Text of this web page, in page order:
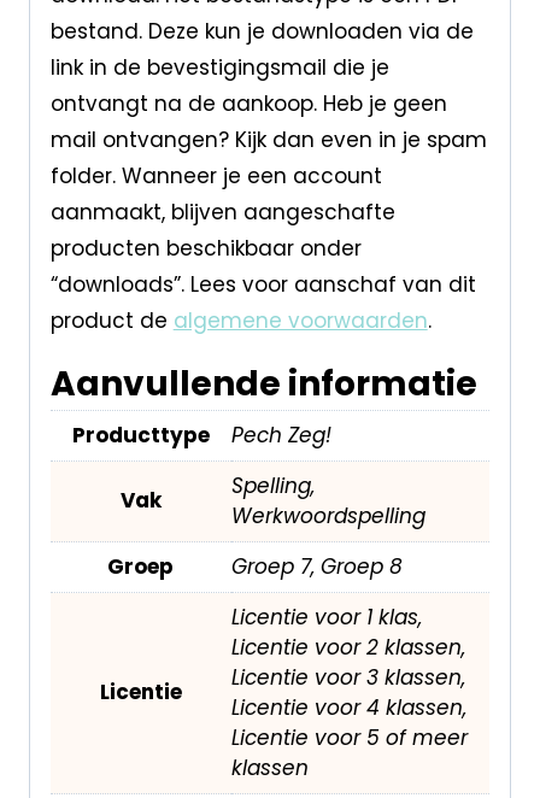
bestand. Deze kun je downloaden via de
link in de bevestigingsmail die je
ontvangt na de aankoop. Heb je geen
mail ontvangen? Kijk dan even in je spam
folder. Wanneer je een account
aanmaakt, blijven aangeschafte
producten beschikbaar onder
“downloads”. Lees voor aanschaf van dit
product de algemene voorwaarden.
Aanvullende informatie
Producttype Pech Zeg!
Vak
Spelling,
Werkwoordspelling
Groep
Groep 7, Groep 8
Licentie
Licentie voor 1 klas,
Licentie voor 2 klassen,
Licentie voor 3 klassen,
Licentie voor 4 klassen,
Licentie voor 5 of meer
klassen